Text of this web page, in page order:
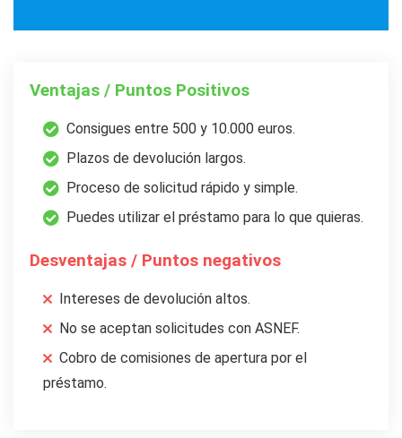
Ventajas / Puntos Positivos
Consigues entre 500 y 10.000 euros.
Plazos de devolución largos.
Proceso de solicitud rápido y simple.
Puedes utilizar el préstamo para lo que quieras.
Desventajas / Puntos negativos
Intereses de devolución altos.
No se aceptan solicitudes con ASNEF.
Cobro de comisiones de apertura por el
préstamo.